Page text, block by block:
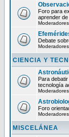
Foro para
aprender de
Moderadores
Debate
Moderadores
CIENCIA Y
Para
tecnología
Moderadores
Foro
Moderadores
MISCELÁNEA